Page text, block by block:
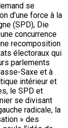
se
d’une force à la
(SPD), Die
concurrence
recomposition
électoraux qui
parlements
Saxe et à
intérieur et
le SPD et
se divisant
radicale, la
» des